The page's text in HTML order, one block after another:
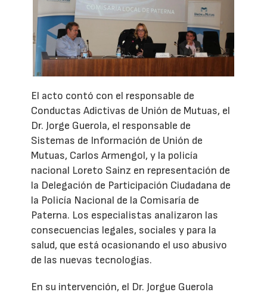
El acto contó con el responsable de
Conductas Adictivas de Unión de Mutuas, el
Dr. Jorge Guerola, el responsable de
Sistemas de Información de Unión de
Mutuas, Carlos Armengol, y la policía
nacional Loreto Sainz en representación de
la Delegación de Participación Ciudadana de
la Policía Nacional de la Comisaría de
Paterna. Los especialistas analizaron las
consecuencias legales, sociales y para la
salud, que está ocasionando el uso abusivo
de las nuevas tecnologías.
En su intervención, el Dr. Jorgue Guerola